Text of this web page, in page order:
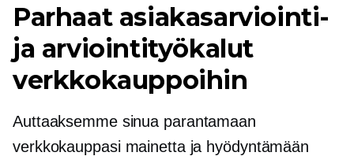
Parhaat asiakasarviointi-
ja arviointityökalut
verkkokauppoihin
Auttaaksemme sinua parantamaan
verkkokauppasi mainetta ja hyödyntämään